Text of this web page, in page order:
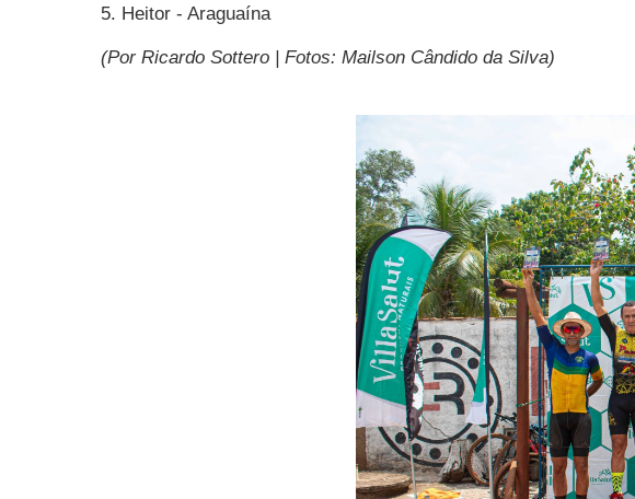
5. Heitor - Araguaína
(Por Ricardo Sottero | Fotos: Mailson Cândido da Silva)